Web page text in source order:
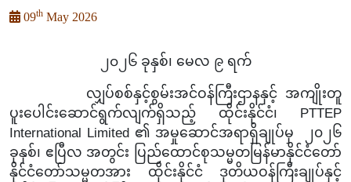
09th May 2026
၂၀၂၆ ခုနှစ်၊ မေလ ၉ ရက်
လျှပ်စစ်နှင့်စွမ်းအင်ဝန်ကြီးဌာနနှင့် အကျိုးတူ
ပူးပေါင်းဆောင်ရွက်လျက်ရှိသည့် ထိုင်းနိုင်ငံ၊ PTTEP
International Limited ၏ အမှုဆောင်အရာရှိချုပ်မှ ၂၀၂၆
ခုနှစ်၊ ဧပြီလ အတွင်း ပြည်ထောင်စုသမ္မတမြန်မာနိုင်ငံတော်
နိုင်ငံတော်သမ္မတအား ထိုင်းနိုင်ငံ ဒုတိယဝန်ကြီးချုပ်နှင့်